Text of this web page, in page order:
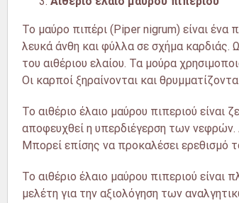
Το μαύρο πιπέρι (Piper nigrum) είναι ένα
λευκά άνθη και φύλλα σε σχήμα καρδιάς.
του αιθέριου ελαίου. Τα μούρα
Οι καρποί ξηραίνονται και
Το αιθέριο έλαιο μαύρου πιπεριού είναι
αποφευχθεί η υπερδιέγερση των νεφρών.
Μπορεί επίσης να προκαλέσει ερεθισμό
Το αιθέριο έλαιο μαύρου πιπεριού είναι
μελέτη για την αξιολόγηση των